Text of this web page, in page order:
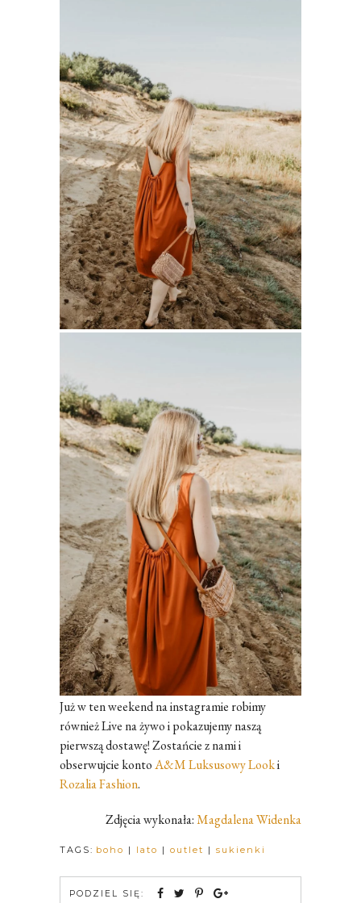
Już w ten weekend na instagramie robimy
również Live na żywo i pokazujemy naszą
pierwszą dostawę! Zostańcie z nami i
obserwujcie kontoA&M Luksusowy Looki
Rozalia Fashion.
Zdjęcia wykonała:Magdalena Widenka
TAGS: boho | lato | outlet | sukienki
PODZIEL SIĘ: